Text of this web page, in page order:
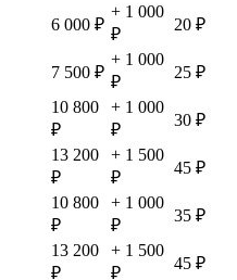
6 000 ₽
+ 1 000
₽
20 ₽
7 500 ₽
+ 1 000
₽
25 ₽
10 800
₽
+ 1 000
₽
30 ₽
13 200
₽
+ 1 500
₽
45 ₽
10 800
₽
+ 1 000
₽
35 ₽
13 200
₽
+ 1 500
₽
45 ₽